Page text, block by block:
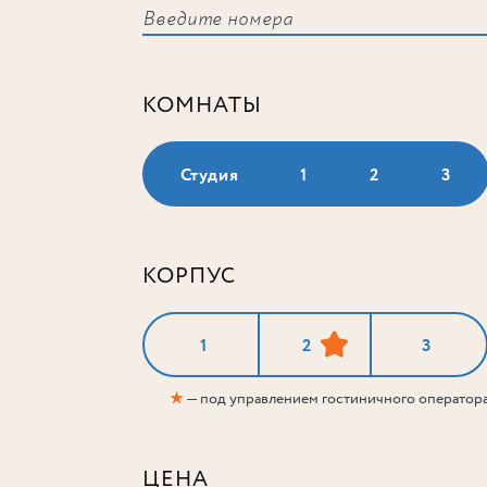
КОМНАТЫ
Студия 1 2 3
КОРПУС
1 2 3
★— под управлением гостиничного
ЦЕНА